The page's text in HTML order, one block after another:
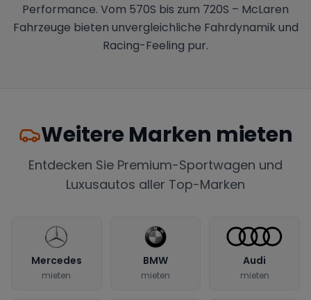
Performance. Vom 570S bis zum 720S – McLaren
Fahrzeuge bieten unvergleichliche Fahrdynamik und
Racing-Feeling pur.
Weitere Marken mieten
Entdecken Sie Premium-Sportwagen und
Luxusautos aller Top-Marken
Mercedes
mieten
BMW
mieten
Audi
mieten